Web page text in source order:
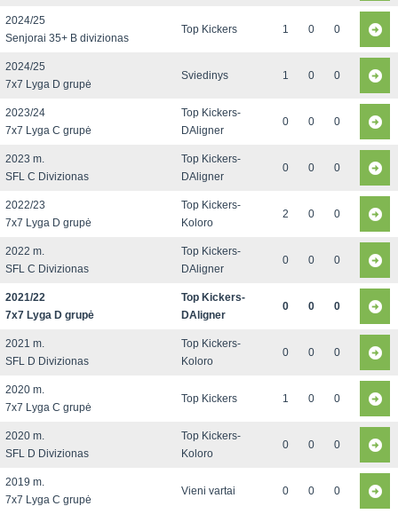
2024/25
Senjorai 35+ B divizionas
Top Kickers 1 0 0
2024/25
7x7 Lyga D grupė
Sviedinys 1 0 0
2023/24
7x7 Lyga C grupė
Top Kickers-
DAligner
0 0 0
2023 m.
SFL C Divizionas
Top Kickers-
DAligner
0 0 0
2022/23
7x7 Lyga D grupė
Top Kickers-
Koloro
2 0 0
2022 m.
SFL C Divizionas
Top Kickers-
DAligner
0 0 0
2021/22
7x7 Lyga D grupė
Top Kickers-
DAligner
0 0 0
2021 m.
SFL D Divizionas
Top Kickers-
Koloro
0 0 0
2020 m.
7x7 Lyga C grupė
Top Kickers 1 0 0
2020 m.
SFL D Divizionas
Top Kickers-
Koloro
0 0 0
2019 m.
7x7 Lyga C grupė
Vieni vartai 0 0 0